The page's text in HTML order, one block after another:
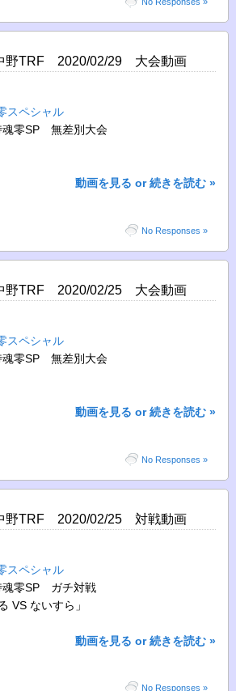
野TRF 2020/02/29 大会動画
スペシャル
零SP 無差別大会
動画を見る or 続きを読む »
No Responses »
野TRF 2020/02/25 大会動画
スペシャル
零SP 無差別大会
動画を見る or 続きを読む »
No Responses »
野TRF 2020/02/25 対戦動画
スペシャル
零SP ガチ対戦
VS ないすら」
動画を見る or 続きを読む »
No Responses »